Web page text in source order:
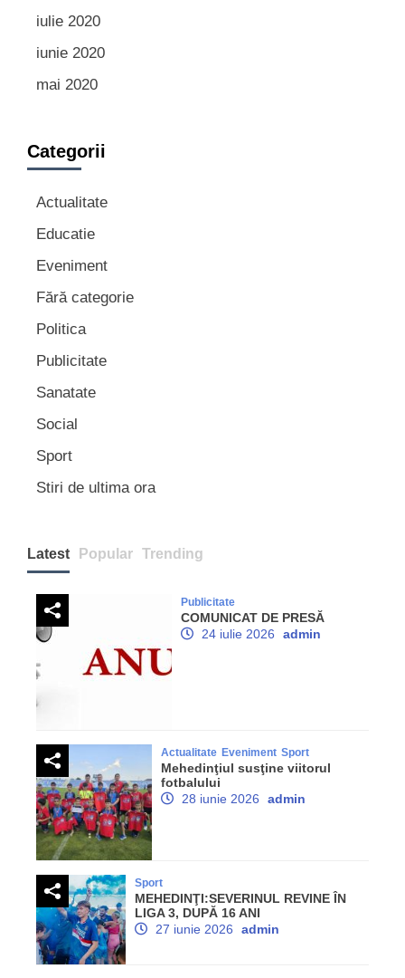
iulie 2020
iunie 2020
mai 2020
Categorii
Actualitate
Educatie
Eveniment
Fără categorie
Politica
Publicitate
Sanatate
Social
Sport
Stiri de ultima ora
Latest Popular Trending
Publicitate
COMUNICAT DE PRESĂ
24 iulie 2026
admin
Actualitate Eveniment Sport
Mehedinţiul susţine viitorul
fotbalului
28 iunie 2026
admin
Sport
MEHEDINŢI:SEVERINUL REVINE ÎN
LIGA 3, DUPĂ 16 ANI
27 iunie 2026
admin